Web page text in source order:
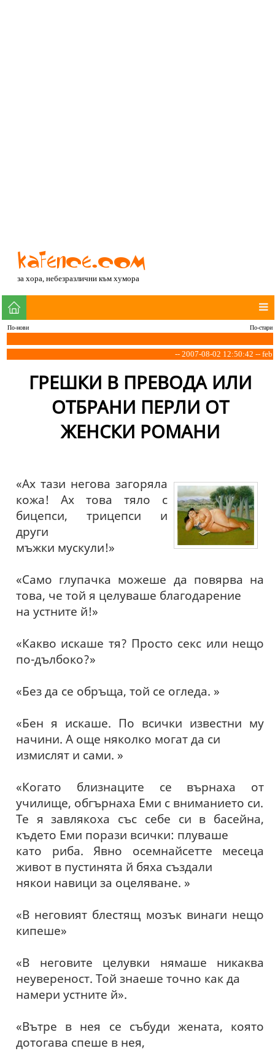
за хора, небезразлични към хумора
По-нови По-стари
-- 2007-08-02 12:50:42 -- feb
ГРЕШКИ В ПРЕВОДА ИЛИ
ОТБРАНИ ПЕРЛИ ОТ
ЖЕНСКИ РОМАНИ
«Ах тази негова загоряла
кожа! Ах това тяло с
бицепси, трицепси и
други
мъжки мускули!»
«Само глупачка можеше да повярва на
това, че той я целуваше благодарение
на устните й!»
«Какво искаше тя? Просто секс или нещо
по-дълбоко?»
«Без да се обръща, той се огледа. »
«Бен я искаше. По всички известни му
начини. А още няколко могат да си
измислят и сами. »
«Когато близнаците се върнаха от
училище, обгърнаха Еми с вниманието си.
Те я завлякоха със себе си в басейна,
където Еми порази всички: плуваше
като риба. Явно осемнайсетте месеца
живот в пустинята й бяха създали
някои навици за оцеляване. »
«В неговият блестящ мозък винаги нещо
кипеше»
«В неговите целувки нямаше никаква
неувереност. Той знаеше точно как да
намери устните й».
«Вътре в нея се събуди жената, която
дотогава спеше в нея,